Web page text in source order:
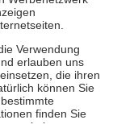
Gesundheit zu
unterstützen,
18. Lebensjahr
die von der